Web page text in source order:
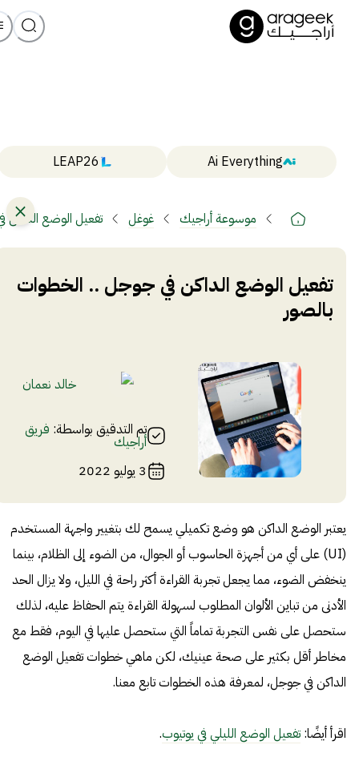
Ai Everything
LEAP26
موسوعة أراجيك غوغل تفعيل الوضع
تفعيل الوضع الداكن في جوجل .. الخطوات
بالصور
خالد نعمان‌
تم التدقيق بواسطة: فريق
أراجيك
3 يوليو 2022
يعتبر الوضع الداكن هو وضع تكميلي يسمح لك بتغيير واجهة المستخدم
(UI) على أي من أجهزة الحاسوب أو الجوال، من الضوء إلى الظلام، بينما
ينخفض ​​الضوء، مما يجعل تجربة القراءة أكثر راحة في الليل، ولا يزال الحد
الأدنى من تباين الألوان المطلوب لسهولة القراءة يتم الحفاظ عليه، لذلك
ستحصل على نفس التجربة تماماً التي ستحصل عليها في اليوم، فقط مع
مخاطر أقل بكثير على صحة عينيك، لكن ماهي خطوات تفعيل الوضع
الداكن في جوجل، لمعرفة هذه الخطوات تابع معنا.
اقرأ أيضًا: تفعيل الوضع الليلي في يوتيوب.